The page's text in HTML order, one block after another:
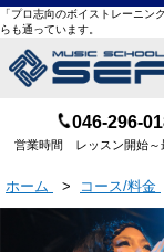
「プロ志向のボイストレーニ
らも通っています。
046-296-
営業時間 レッスン開始～
ホーム > コース/料金